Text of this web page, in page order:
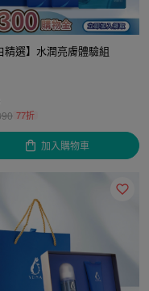
精選】水潤亮膚體驗組
77折
加入購物車